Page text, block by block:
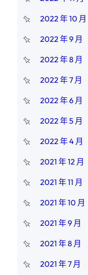
2022 年 10 月
2022 年 9 月
2022 年 8 月
2022 年 7 月
2022 年 6 月
2022 年 5 月
2022 年 4 月
2021 年 12 月
2021 年 11 月
2021 年 10 月
2021 年 9 月
2021 年 8 月
2021 年 7 月